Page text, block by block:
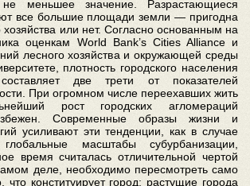
меньшее значение. Разрастающиеся
все большие площади земли — пригодна
хозяйства или нет. Согласно основанным на
оценкам World Bank’s Cities Alliance и
лесного хозяйства и окружающей среды
плотность городского населения
две трети от показателей
При огромном числе переехавших жить
рост городских агломераций
Современные образы жизни и
усиливают эти тенденции, как в случае
масштабы субурбанизации,
время считалась отличительной чертой
деле, необходимо пересмотреть само
что конституирует город: растущие города